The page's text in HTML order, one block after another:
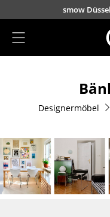
Direkt zum Inhalt
10039
smow
Esszimmerstühle
Sofas
Sessel
Loungesessel
Designermöbel